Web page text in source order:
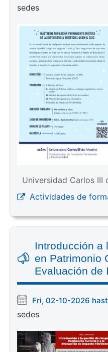
sedes
Universidad Carlos III
Actividades de
Introducción a
en Patrimonio
Evaluación de
Fri, 02-10-2026
sedes